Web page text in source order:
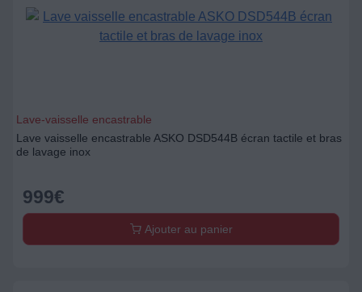
Lave-vaisselle encastrable
Lave vaisselle encastrable ASKO DSD544B écran tactile et bras
de lavage inox
999€
Ajouter au panier